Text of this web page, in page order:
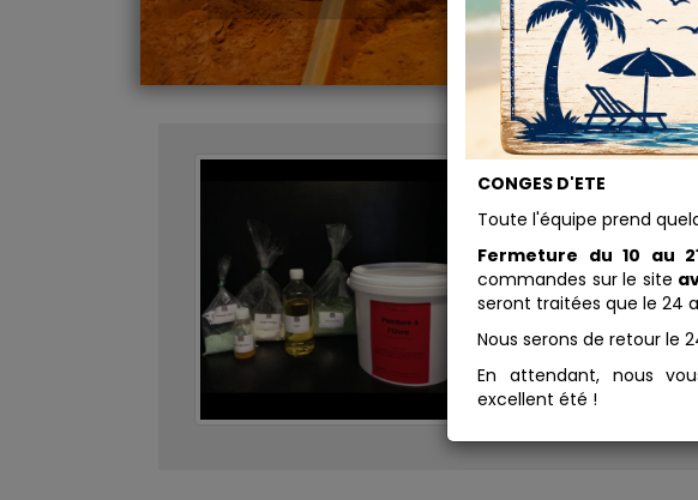
Kit Terre Sienne
Calcinée
l'Ocre
Idéal pour peindre les
portails en bois
préparation, ainsi
ingrédients
fabrication de 5 kg de
CONGES D'ETE
Toute l'équipe prend
Fermeture du 10 au
commandes sur le site
seront traitées que le 24
Nous serons de retour le
En attendant, nous
excellent été !